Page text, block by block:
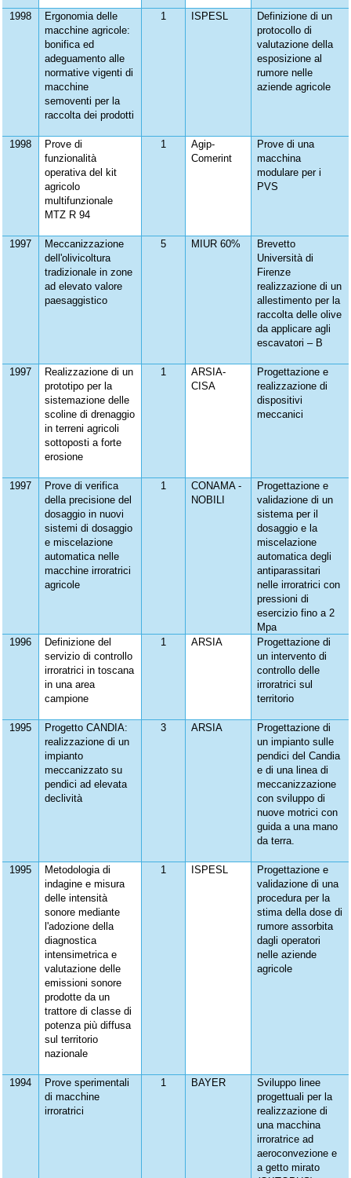
1998
Ergonomia delle
macchine agricole:
bonifica ed
adeguamento alle
normative vigenti di
macchine
semoventi per la
raccolta dei prodotti
1 ISPESL
Definizione di un
protocollo di
valutazione della
esposizione al
rumore nelle
aziende agricole
1998
Prove di
funzionalità
operativa del kit
agricolo
multifunzionale
MTZ R 94
1
Agip-
Comerint
Prove di una
macchina
modulare per i
PVS
1997
Meccanizzazione
dell'olivicoltura
tradizionale in zone
ad elevato valore
paesaggistico
5 MIUR 60%
Brevetto
Università di
Firenze
realizzazione di un
allestimento per la
raccolta delle olive
da applicare agli
escavatori – B
1997
Realizzazione di un
prototipo per la
sistemazione delle
scoline di drenaggio
in terreni agricoli
sottoposti a forte
erosione
1
ARSIA-
CISA
Progettazione e
realizzazione di
dispositivi
meccanici
1997
Prove di verifica
della precisione del
dosaggio in nuovi
sistemi di dosaggio
e miscelazione
automatica nelle
macchine irroratrici
agricole
1
CONAMA -
NOBILI
Progettazione e
validazione di un
sistema per il
dosaggio e la
miscelazione
automatica degli
antiparassitari
nelle irroratrici con
pressioni di
esercizio fino a 2
Mpa
1996
Definizione del
servizio di controllo
irroratrici in toscana
in una area
campione
1 ARSIA
Progettazione di
un intervento di
controllo delle
irroratrici sul
territorio
1995
Progetto CANDIA:
realizzazione di un
impianto
meccanizzato su
pendici ad elevata
declività
3 ARSIA
Progettazione di
un impianto sulle
pendici del Candia
e di una linea di
meccanizzazione
con sviluppo di
nuove motrici con
guida a una mano
da terra.
1995
Metodologia di
indagine e misura
delle intensità
sonore mediante
l'adozione della
diagnostica
intensimetrica e
valutazione delle
emissioni sonore
prodotte da un
trattore di classe di
potenza più diffusa
sul territorio
nazionale
1 ISPESL
Progettazione e
validazione di una
procedura per la
stima della dose di
rumore assorbita
dagli operatori
nelle aziende
agricole
1994
Prove sperimentali
di macchine
irroratrici
1 BAYER
Sviluppo linee
progettuali per la
realizzazione di
una macchina
irroratrice ad
aeroconvezione e
a getto mirato